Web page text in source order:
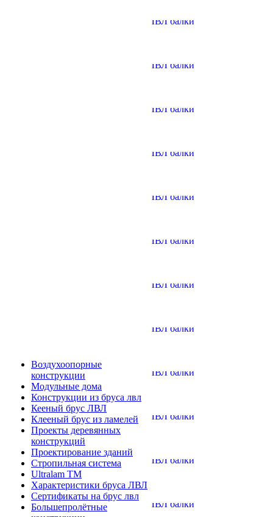
Воздухоопорные
конструкции
Модульные дома
Конструкции из бруса лвл
Кееный брус ЛВЛ
Клееный брус из ламелей
Проекты деревянных
конструкций
Проектирование зданий
Стропильная система
Ultralam TM
Характеристики бруса ЛВЛ
Сертификаты на брус лвл
Большепролётные